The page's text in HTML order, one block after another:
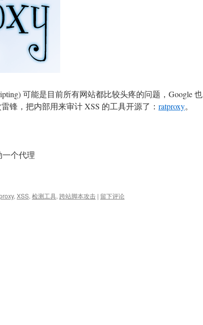
可能是目前所有网站都比较头疼的问题，Google 也
锋，把内部用来审计 XSS 的工具开源了： ratproxy。
一个代理
, XSS, 检测工具, 跨站脚本攻击 | 留下评论